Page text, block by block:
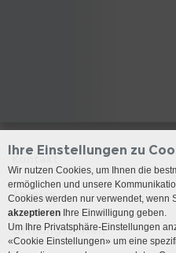
Kontakt
Anreise
Öffnungszeiten
Ihre Einstellungen zu
Wir nutzen Cookies, um Ihnen die
ermöglichen und unsere
Cookies werden nur verwendet, wenn
akzeptieren Ihre Einwilligung geben.
Um Ihre Privatsphäre-Einstellungen
«Cookie Einstellungen» um eine